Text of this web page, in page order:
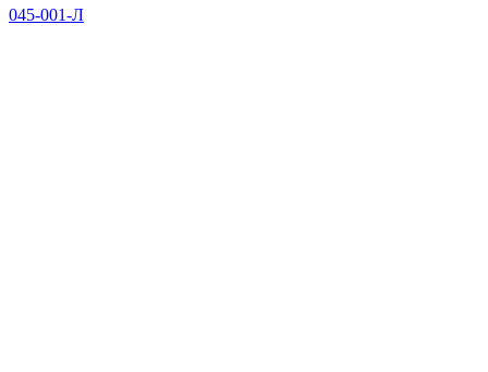
045-001-Л